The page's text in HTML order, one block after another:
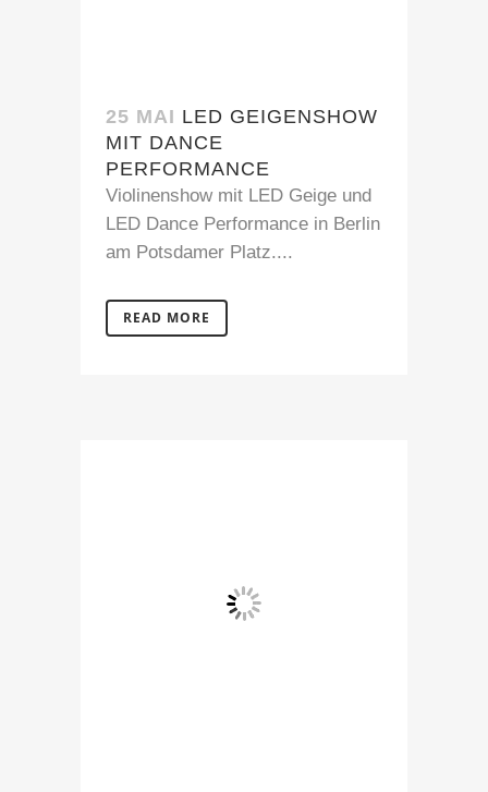
25 MAI LED GEIGENSHOW
MIT DANCE
PERFORMANCE
Violinenshow mit LED Geige und
LED Dance Performance in Berlin
am Potsdamer Platz....
READ MORE